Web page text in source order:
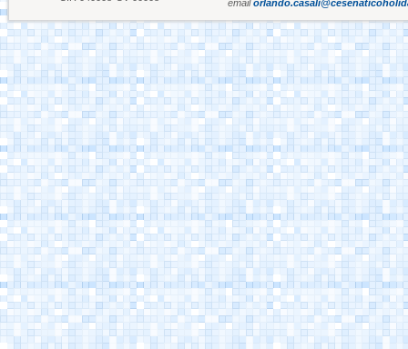
Parco Oltremare -
Fiabilandia Rimini
Italia in Miniatura -
Rimini
Le Navi Acquario -
Cattolica
Porto Canale Cervia
email